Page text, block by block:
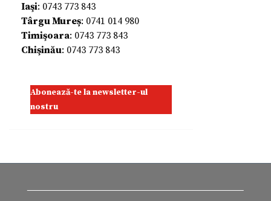
Iaşi: 0743 773 843
Târgu Mureș: 0741 014 980
Timişoara: 0743 773 843
Chişinău: 0743 773 843
Abonează-te la newsletter-ul
nostru